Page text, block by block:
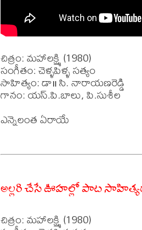
చిత్రం: మహాలక్ష్మి (1980)
సంగీతం: చెళ్ళపిళ్ళ సత్యం
సాహిత్యం: డా॥ సి. నారాయణరెడ్డి
గానం: యస్.పి.బాలు, పి.సుశీల
ఎన్నెలంత ఏరాయే
అల్లరి చేసే ఊహల్లో పాట
చిత్రం: మహాలక్ష్మి (1980)